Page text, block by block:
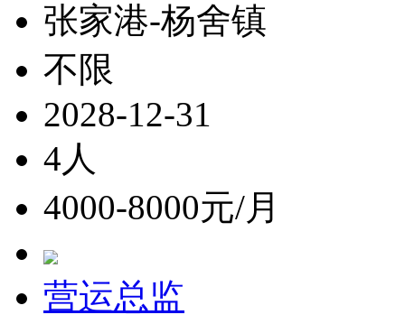
张家港-杨舍镇
不限
2028-12-31
4人
4000-8000元/月
营运总监